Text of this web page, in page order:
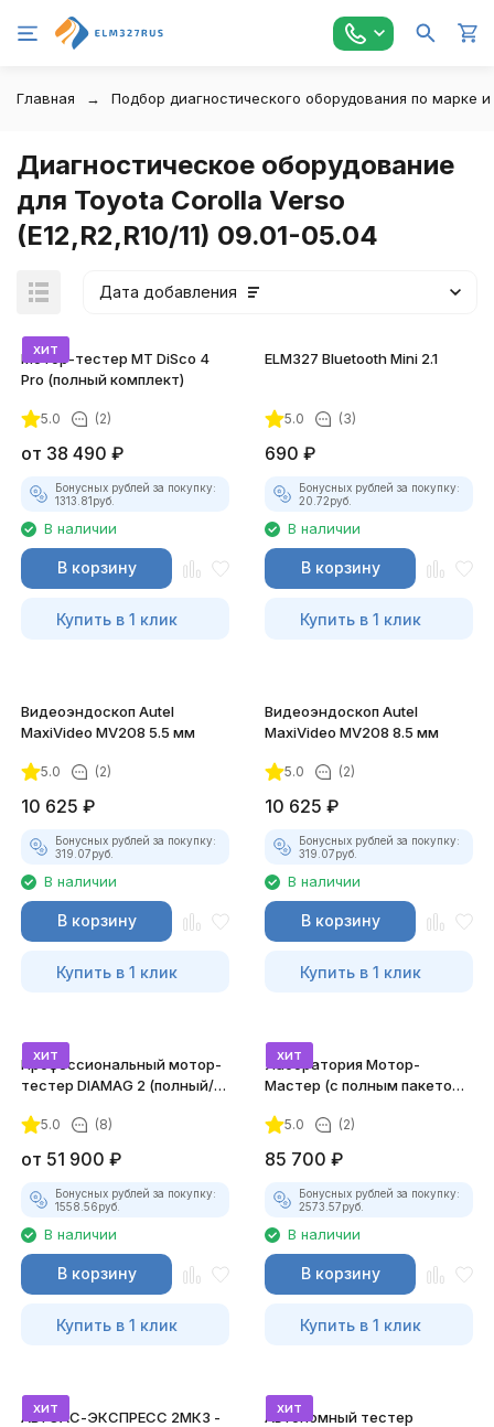
Главная Подбор диагностического оборудования по марке
Диагностическое оборудование
для Toyota Corolla Verso
(E12,R2,R10/11) 09.01-05.04
Дата добавления
хит
Мотор-тестер MT DiSco 4
Pro (полный комплект)
5.0 (2)
от 38 490 ₽
Бонусных рублей за покупку:
1313.81руб.
В наличии
В корзину
Купить в 1 клик
ELM327 Bluetooth Mini 2.1
5.0 (3)
690 ₽
Бонусных рублей за покупку:
20.72руб.
В наличии
В корзину
Купить в 1 клик
Видеоэндоскоп Autel
MaxiVideo MV208 5.5 мм
5.0 (2)
10 625 ₽
Бонусных рублей за покупку:
319.07руб.
В наличии
В корзину
Купить в 1 клик
Видеоэндоскоп Autel
MaxiVideo MV208 8.5 мм
5.0 (2)
10 625 ₽
Бонусных рублей за покупку:
319.07руб.
В наличии
В корзину
Купить в 1 клик
хит
Профессиональный мотор-
тестер DIAMAG 2 (полный/
5.0 (8)
от 51 900 ₽
Бонусных рублей за покупку:
1558.56руб.
В наличии
В корзину
Купить в 1 клик
хит
Лаборатория Мотор-
Мастер (с полным пакетом
5.0 (2)
85 700 ₽
Бонусных рублей за покупку:
2573.57руб.
В наличии
В корзину
Купить в 1 клик
хит
АВТОАС-ЭКСПРЕСС 2МК3 -
хит
Автономный тестер